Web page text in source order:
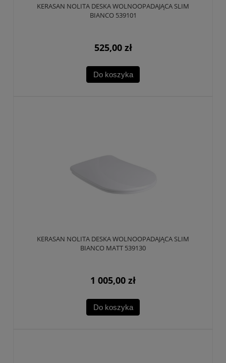
KERASAN NOLITA DESKA WOLNOOPADAJĄCA SLIM
BIANCO 539101
525,00 zł
Do koszyka
KERASAN NOLITA DESKA WOLNOOPADAJĄCA SLIM
BIANCO MATT 539130
1 005,00 zł
Do koszyka